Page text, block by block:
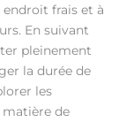
endroit frais et à
En suivant
pleinement
la durée de
les
matière de